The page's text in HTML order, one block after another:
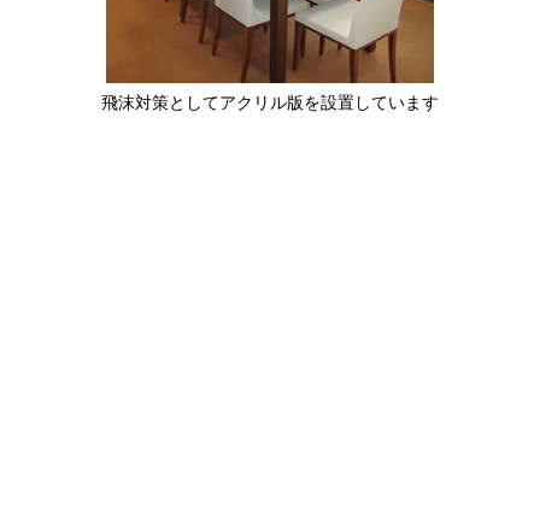
飛沫対策としてアクリル版を設置しています